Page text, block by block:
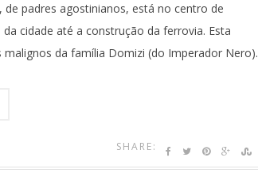
padres agostinianos, está no centro de
cidade até a construção da ferrovia. Esta
da família Domizi (do Imperador Nero).
SHARE: